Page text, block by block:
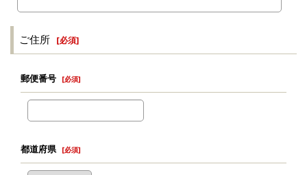
ご住所 [必須]
郵便番号 [必須]
都道府県 [必須]